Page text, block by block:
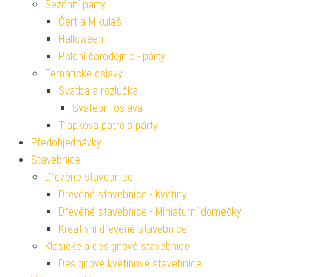
Sezónní párty
Čert a Mikuláš
Halloween
Pálení čarodějnic - párty
Tematické oslavy
Svatba a rozlučka
Svatební oslava
Tlapková patrola párty
Předobjednávky
Stavebnice
Dřevěné stavebnice
Dřevěné stavebnice - Květiny
Dřevěné stavebnice - Miniaturní domečky
Kreativní dřevěné stavebnice
Klasické a designové stavebnice
Designové květinové stavebnice